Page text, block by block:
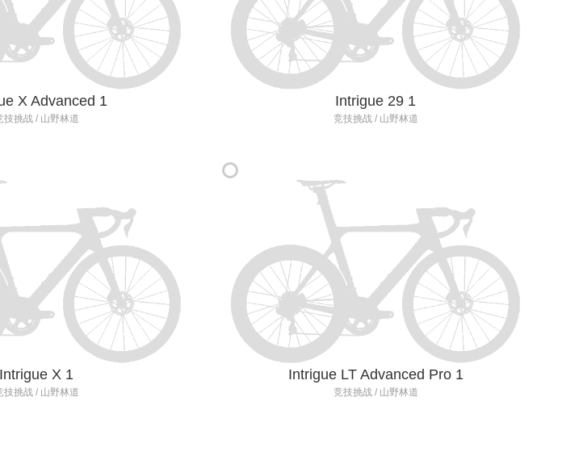
X Advanced 1
技挑战 / 山野林道
Intrigue 29 1
竞技挑战 / 山野林道
Intrigue X 1
技挑战 / 山野林道
Intrigue LT Advanced Pro 1
竞技挑战 / 山野林道